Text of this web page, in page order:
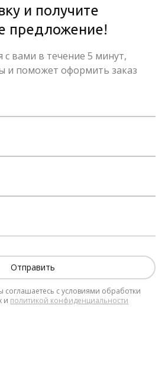
и получите
предложение!
вами в течение 5 минут,
и поможет оформить заказ
с условиями обработки
и политикой конфиденциальности